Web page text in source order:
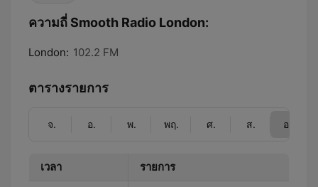
ความถี่ Smooth Radio London:
London: 102.2 FM
ตารางรายการ
จ. อ. พ. พฤ. ศ. ส. อา.
เวลา รายการ